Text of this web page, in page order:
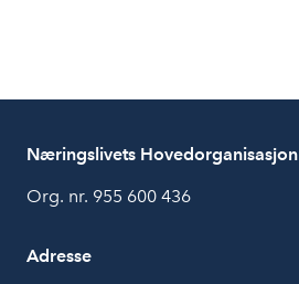
Næringslivets Hovedorganisasjon
Org. nr. 955 600 436
Adresse